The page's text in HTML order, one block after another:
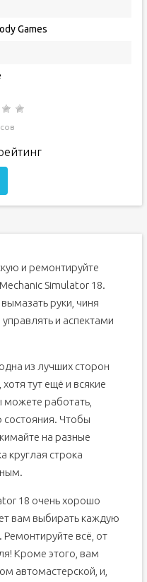
Games
и ремонтируйте
Simulator 18.
руки, чиня
и аспектами
из лучших сторон
тут ещё и всякие
работать,
состояния. Чтобы
на разные
круглая строка
18 очень хорошо
вам выбирать каждую
всё, от
Кроме этого, вам
автомастерской, и,